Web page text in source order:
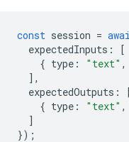
const session =
expectedInputs :
[
{ type : "text" ,
],
expectedOutputs :
{ type : "text" ,
]
});